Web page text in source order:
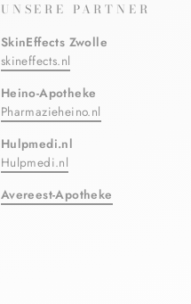
UNSERE PARTNER
SkinEffects Zwolle
skineffects.nl
Heino-Apotheke
Pharmazieheino.nl
Hulpmedi.nl
Hulpmedi.nl
Avereest-Apotheke